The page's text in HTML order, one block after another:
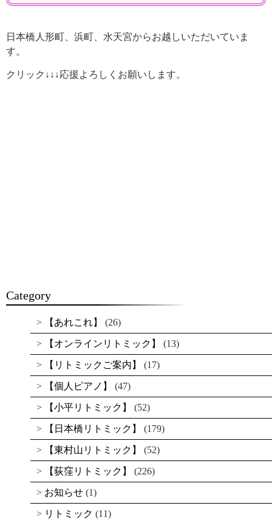
日本橋人形町、浜町、水天宮からお越しいただいていま
す。
クリック↓↓↓応援よろしくお願いします。
Category
【あれこれ】 (26)
【オンラインリトミック】 (13)
【リトミックご案内】 (17)
【個人ピアノ】 (47)
【小平リトミック】 (52)
【日本橋リトミック】 (179)
【東村山リトミック】 (52)
【荻窪リトミック】 (226)
お知らせ (1)
リトミック (11)